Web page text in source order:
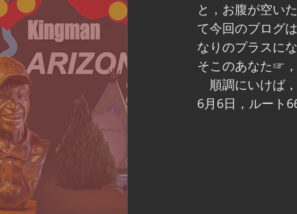
と，お腹が空い
て今回のブログ
なりのプラスに
そこのあなた☞
順調にいけば
6月6日，ルート